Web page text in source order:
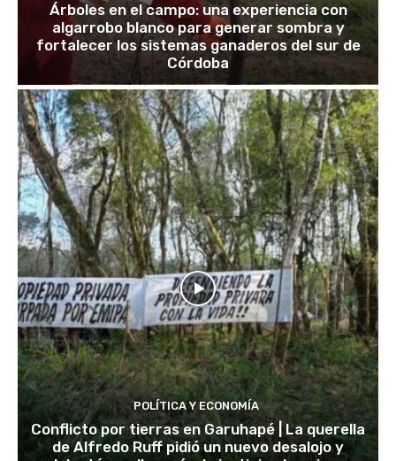
Árboles en el campo: una experiencia con
algarrobo blanco para generar sombra y
fortalecer los sistemas ganaderos del sur de
Córdoba
POLÍTICA Y ECONOMÍA
Conflicto por tierras en Garuhapé | La querella
de Alfredo Ruff pidió un nuevo desalojo y